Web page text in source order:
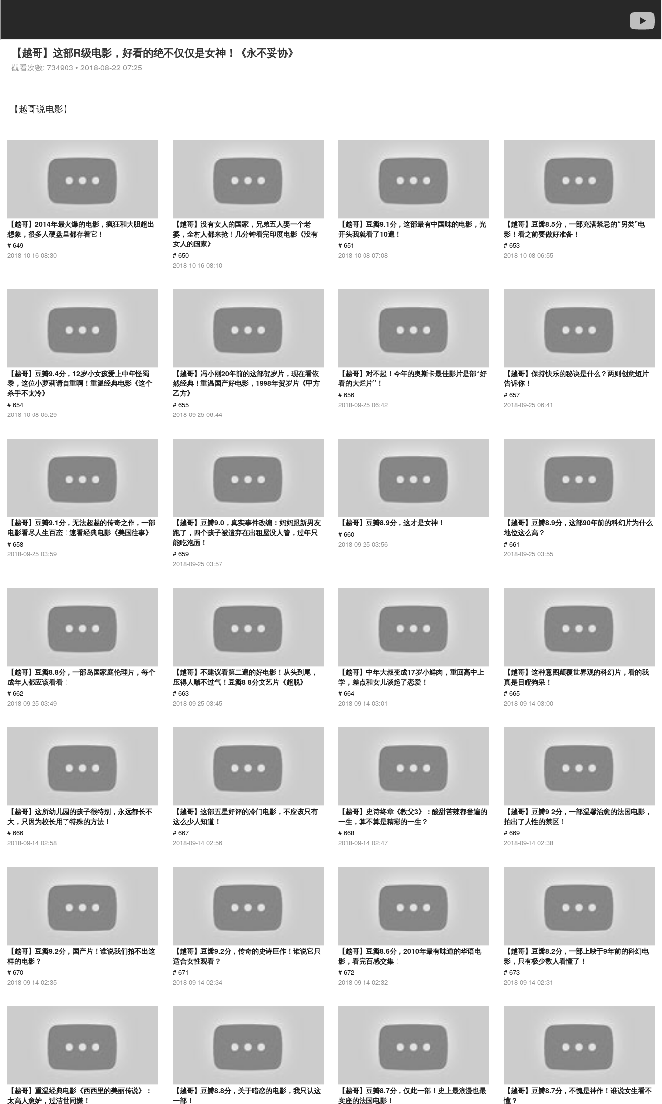
【越哥】这部R级电影，好看的绝不仅仅是女神！《永不妥协》
觀看次數: 734903 • 2018-08-22 07:25
【越哥说电影】
【越哥】2014年最火爆的电影，疯狂和大胆超出
想象，很多人硬盘里都存着它！
# 649
2018-10-16 08:30
【越哥】没有女人的国家，兄弟五人娶一个老
婆，全村人都来抢！几分钟看完印度电影《没有
女人的国家》
# 650
2018-10-16 08:10
【越哥】豆瓣9.1分，这部最有中国味的电影，光
开头我就看了10遍！
# 651
2018-10-08 07:08
【越哥】豆瓣8.5分，一部充满禁忌的“另类”电
影！看之前要做好准备！
# 653
2018-10-08 06:55
【越哥】豆瓣9.4分，12岁小女孩爱上中年怪蜀
黍，这位小萝莉请自重啊！重温经典电影《这个
杀手不太冷》
# 654
2018-10-08 05:29
【越哥】冯小刚20年前的这部贺岁片，现在看依
然经典！重温国产好电影，1998年贺岁片《甲方
乙方》
# 655
2018-09-25 06:44
【越哥】对不起！今年的奥斯卡最佳影片是部“好
看的大烂片”！
# 656
2018-09-25 06:42
【越哥】保持快乐的秘诀是什么？两则创意短片
告诉你！
# 657
2018-09-25 06:41
【越哥】豆瓣9.1分，无法超越的传奇之作，一部
电影看尽人生百态！速看经典电影《美国往事》
# 658
2018-09-25 03:59
【越哥】豆瓣9.0，真实事件改编：妈妈跟新男友
跑了，四个孩子被遗弃在出租屋没人管，过年只
能吃泡面！
# 659
2018-09-25 03:57
【越哥】豆瓣8.9分，这才是女神！
# 660
2018-09-25 03:56
【越哥】豆瓣8.9分，这部90年前的科幻片为什么
地位这么高？
# 661
2018-09-25 03:55
【越哥】豆瓣8.8分，一部岛国家庭伦理片，每个
成年人都应该看看！
# 662
2018-09-25 03:49
【越哥】不建议看第二遍的好电影！从头到尾，
压得人喘不过气！豆瓣8 8分文艺片《超脱》
# 663
2018-09-25 03:45
【越哥】中年大叔变成17岁小鲜肉，重回高中上
学，差点和女儿谈起了恋爱！
# 664
2018-09-14 03:01
【越哥】这种意图颠覆世界观的科幻片，看的我
真是目瞪狗呆！
# 665
2018-09-14 03:00
【越哥】这所幼儿园的孩子很特别，永远都长不
大，只因为校长用了特殊的方法！
# 666
2018-09-14 02:58
【越哥】这部五星好评的冷门电影，不应该只有
这么少人知道！
# 667
2018-09-14 02:56
【越哥】史诗终章《教父3》：酸甜苦辣都尝遍的
一生，算不算是精彩的一生？
# 668
2018-09-14 02:47
【越哥】豆瓣9 2分，一部温馨治愈的法国电影，
拍出了人性的禁区！
# 669
2018-09-14 02:38
【越哥】豆瓣9.2分，国产片！谁说我们拍不出这
样的电影？
# 670
2018-09-14 02:35
【越哥】豆瓣9.2分，传奇的史诗巨作！谁说它只
适合女性观看？
# 671
2018-09-14 02:34
【越哥】豆瓣8.6分，2010年最有味道的华语电
影，看完百感交集！
# 672
2018-09-14 02:32
【越哥】豆瓣8.2分，一部上映于9年前的科幻电
影，只有极少数人看懂了！
# 673
2018-09-14 02:31
【越哥】重温经典电影《西西里的美丽传说》：
太高人愈妒，过洁世同嫌！
【越哥】豆瓣8.8分，关于暗恋的电影，我只认这
一部！
【越哥】豆瓣8.7分，仅此一部！史上最浪漫也最
卖座的法国电影！
【越哥】豆瓣8.7分，不愧是神作！谁说女生看不
懂？